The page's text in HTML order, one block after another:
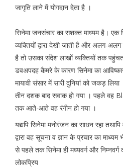
जागृति लाने में योगदान देता है ।
सिनेमा जनसंचार का सशक्त माध्यम है। एक
व्यक्तियों द्वारा देखी जाती है और अलग-
है तो उसका संदेश लाखों व्यक्तियों तक
डवअपदह कैमरे के कारण सिनेमा का
मायावी संसार में सारी दुनियां को जकड़
तीन दशक बाद सवाक हो गया । पहले वह
तक आते-आते वह रंगीन हो गया ।
यद्यपि सिनेमा मनोरंजन का साधन रहा
द्वारा वह सूचना व ज्ञान के प्रचार का
से पहले तक सिनेमा ही मध्यवर्ग और
लोकप्रिय